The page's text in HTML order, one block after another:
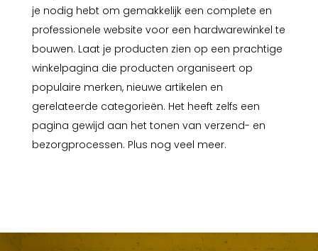
je nodig hebt om gemakkelijk een complete en
professionele website voor een hardwarewinkel te
bouwen. Laat je producten zien op een prachtige
winkelpagina die producten organiseert op
populaire merken, nieuwe artikelen en
gerelateerde categorieën. Het heeft zelfs een
pagina gewijd aan het tonen van verzend- en
bezorgprocessen. Plus nog veel meer.